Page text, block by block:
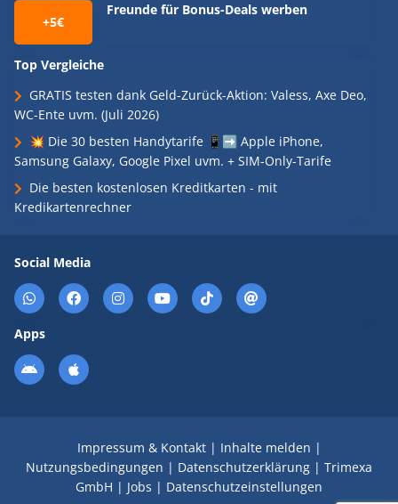
+5€
Freunde für Bonus-Deals werben
Top Vergleiche
GRATIS testen dank Geld-Zurück-Aktion: Valess, Axe Deo,
WC-Ente uvm. (Juli 2026)
💥 Die 30 besten Handytarife 📱➡️ Apple iPhone,
Samsung Galaxy, Google Pixel uvm. + SIM-Only-Tarife
Die besten kostenlosen Kreditkarten - mit
Kredikartenrechner
Social Media
Apps
Impressum & Kontakt| Inhalte melden |
Nutzungsbedingungen | Datenschutzerklärung | Trimexa
GmbH | Jobs | Datenschutzeinstellungen